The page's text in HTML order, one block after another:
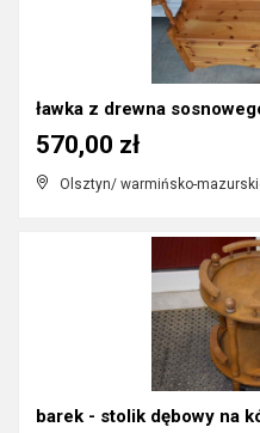
ławka z drewna
Olsztyn/ warmińsko-
570,00 zł
barek - stolik dębowy na